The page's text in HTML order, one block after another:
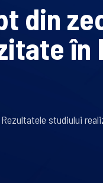
din
în
Rezultatele studiului